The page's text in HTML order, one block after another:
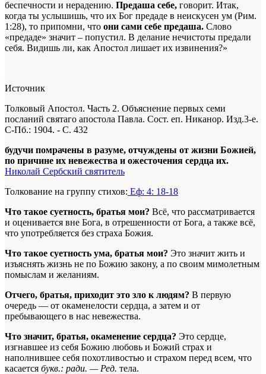
беспечности и нерадению. Предаша себе, говорит. Итак,
когда ты услышишь, что их Бог предаде в неискусен ум (Рим.
1:28), то припомни, что они сами себе предаша. Слово
«предаде» значит – попустил. В делание нечистоты предали
себя. Видишь ли, как Апостол лишает их извинения?»
Источник
Толковый Апостол. Часть 2. Объяснение первых семи
посланий святаго апостола Павла. Сост. еп. Никанор. Изд.3-е.
С-Пб.: 1904. - С. 432
будучи помрачены в разуме, отчуждены от жизни Божией,
по причине их невежества и ожесточения сердца их.
Николай Сербский святитель
Толкование на группу стихов: Еф: 4: 18-18
Что такое суетность, братья мои? Всё, что рассматривается
и оценивается вне Бога, в отрешенности от Бога, а также всё,
что употребляется без страха Божия.
Что такое суетность ума, братья мои? Это значит жить и
изъяснять жизнь не по Божию закону, а по своим мимолетным
помыслам и желаниям.
Отчего, братья, приходит это зло к людям? В первую
очередь — от окаменелости сердца, а затем и от
пребывающего в нас невежества.
Что значит, братья, окаменение сердца? Это сердце,
изгнавшее из себя Божию любовь и Божий страх и
наполнившее себя похотливостью и страхом перед всем, что
касается букв.: ради. — Ред. тела.